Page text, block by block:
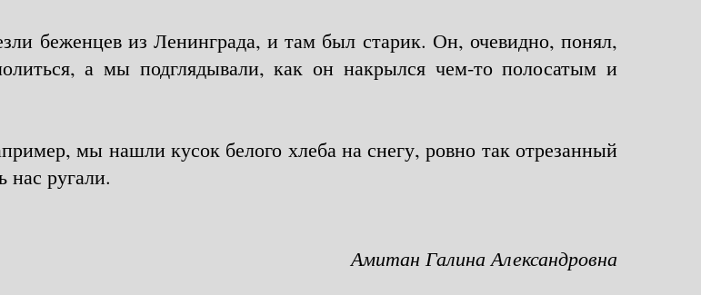
беженцев из Ленинграда, и там был старик. Он, очевидно, понял,
а мы подглядывали, как он накрылся чем-то полосатым и
мы нашли кусок белого хлеба на снегу, ровно так отрезанный
нас ругали.
Амитан Галина Александровна